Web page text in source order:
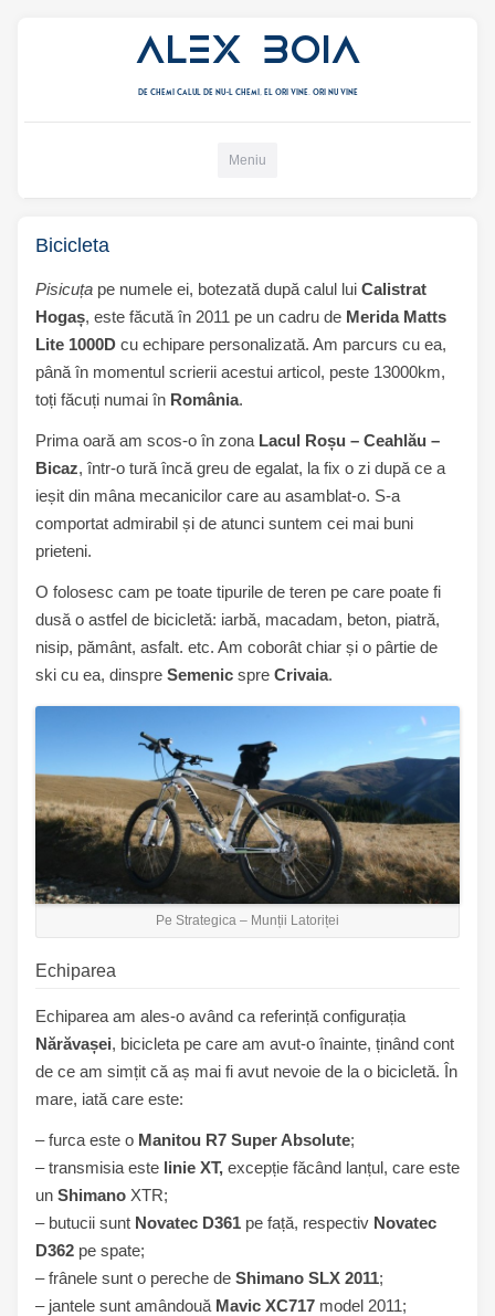
Alex Boia
De chemi calul de nu-l chemi, el ori vine. ori nu vine
Meniu
Bicicleta
Pisicuța pe numele ei, botezată după calul lui Calistrat
Hogaș, este făcută în 2011 pe un cadru de Merida Matts
Lite 1000D cu echipare personalizată. Am parcurs cu ea,
până în momentul scrierii acestui articol, peste 13000km,
toți făcuți numai în România.
Prima oară am scos-o în zona Lacul Roșu – Ceahlău –
Bicaz, într-o tură încă greu de egalat, la fix o zi după ce a
ieșit din mâna mecanicilor care au asamblat-o. S-a
comportat admirabil și de atunci suntem cei mai buni
prieteni.
O folosesc cam pe toate tipurile de teren pe care poate fi
dusă o astfel de bicicletă: iarbă, macadam, beton, piatră,
nisip, pământ, asfalt. etc. Am coborât chiar și o pârtie de
ski cu ea, dinspre Semenic spre Crivaia.
Pe Strategica – Munții Latoriței
Echiparea
Echiparea am ales-o având ca referință configurația
Nărăvașei, bicicleta pe care am avut-o înainte, ținând cont
de ce am simțit că aș mai fi avut nevoie de la o bicicletă. În
mare, iată care este:
– furca este o Manitou R7 Super Absolute;
– transmisia este linie XT, excepție făcând lanțul, care este
un Shimano XTR;
– butucii sunt Novatec D361 pe față, respectiv Novatec
D362 pe spate;
– frânele sunt o pereche de Shimano SLX 2011;
– jantele sunt amândouă Mavic XC717 model 2011;